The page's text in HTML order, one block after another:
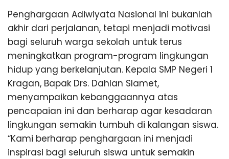
Penghargaan Adiwiyata Nasional ini bukanlah
akhir dari perjalanan, tetapi menjadi motivasi
bagi seluruh warga sekolah untuk terus
meningkatkan program-program lingkungan
hidup yang berkelanjutan. Kepala SMP Negeri 1
Kragan, Bapak Drs. Dahlan Slamet,
menyampaikan kebanggaannya atas
pencapaian ini dan berharap agar kesadaran
lingkungan semakin tumbuh di kalangan siswa.
“Kami berharap penghargaan ini menjadi
inspirasi bagi seluruh siswa untuk semakin